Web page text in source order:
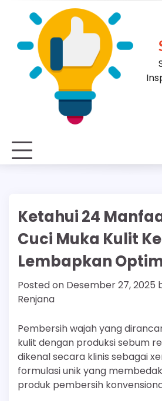
Ketahui 24
Cuci Muka Kulit
Lembapkan
Posted on Desember 27, 2025
Renjana
Pembersih wajah yang
kulit dengan produksi sebum
dikenal secara klinis sebagai
formulasi unik yang
produk pembersih